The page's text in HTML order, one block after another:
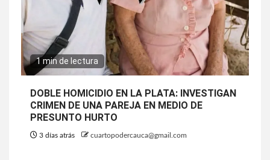
1 min de lectura
DOBLE HOMICIDIO EN LA PLATA: INVESTIGAN
CRIMEN DE UNA PAREJA EN MEDIO DE
PRESUNTO HURTO
3 días atrás cuartopodercauca@gmail.com